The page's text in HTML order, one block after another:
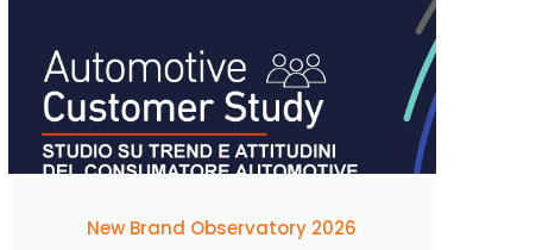
New Brand Observatory 2026